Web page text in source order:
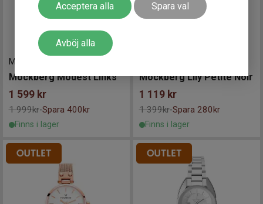
Acceptera alla Spara val
Avböj alla
MO632
Mockberg Modest Links
1 599 kr
1 999kr-Spara 400kr
Finns i lager
Mockberg Lily Petite Noir
1 119 kr
1 399kr-Spara 280kr
Finns i lager